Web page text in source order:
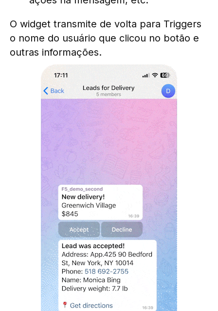
O widget transmite de volta para Triggers
o nome do usuário que clicou no botão e
outras informações.